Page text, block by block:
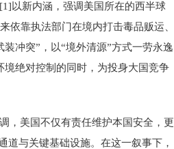
以新内涵，强调美国所在的西半球
依靠执法部门在境内打击毒品贩运、
冲突”，以“境外清源”方式一劳永逸
境绝对控制的同时，为投身大国竞争
，美国不仅有责任维护本国安全，更
道与关键基础设施。在这一叙事下，